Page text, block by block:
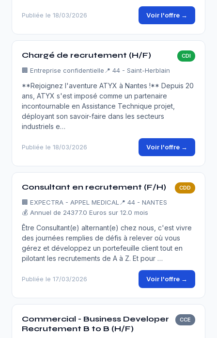
Publiée le 18/03/2026 Voir l'offre →
Chargé de recrutement (H/F) CDI
🏢 Entreprise confidentielle 📍 44 - Saint-Herblain
**Rejoignez l'aventure ATYX à Nantes !** Depuis 20
ans, ATYX s'est imposé comme un partenaire
incontournable en Assistance Technique projet,
déployant son savoir-faire dans les secteurs
industriels e…
Publiée le 18/03/2026 Voir l'offre →
Consultant en recrutement (F/H) CDD
🏢 EXPECTRA - APPEL MEDICAL 📍 44 - NANTES
💰 Annuel de 24377.0 Euros sur 12.0 mois
Être Consultant(e) alternant(e) chez nous, c'est vivre
des journées remplies de défis à relever où vous
gérez et développez un portefeuille client tout en
pilotant les recrutements de A à Z. Et pour …
Publiée le 17/03/2026 Voir l'offre →
Commercial - Business Developer
Recrutement B to B (H/F)
CCE